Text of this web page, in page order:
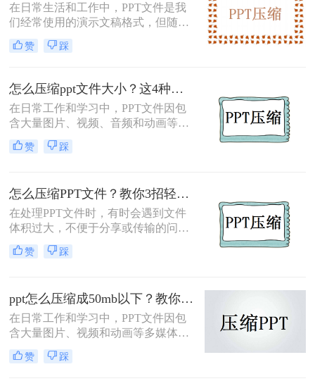
在日常生活和工作中，PPT文件是我
们经常使用的演示文稿格式，但随着
内容的丰富和多媒体元素的增加，
PPT文件的大小往往会变得相当庞
会影响文件的传输速度和分享便利
性。因此，掌握PPT文件的压缩方法
显得尤为重要。那么PPT文件怎么压
缩大小呢？本文将详细介绍几种常见
的PPT文件压缩方法，帮助您轻松减
小文件体积。
赞 踩
怎么压缩ppt文件大小？这4种压缩方法可以了解下！
在日常工作和学习中，PPT文件因包
含大量图片、视频、音频和动画等多
媒体元素，往往导致文件体积过大，
这不仅占用存储空间，还会影响文件
存储和传输效率，本文将介绍四种实
用的PPT文件压缩方法。
赞 踩
怎么压缩PPT文件？教你3招轻松搞定！
在处理PPT文件时，有时会遇到文件
体积过大，不便于分享或传输的问
题。那么怎么压缩PPT文件呢？本文
将介绍三种压缩PPT文件的方法，帮
赞 踩
ppt怎么压缩成50mb以下？教你3种高效压缩方法！
在日常工作和学习中，PPT文件因包
含大量图片、视频和动画等多媒体元
素，往往会导致文件体积过大，不仅
占用存储空间，还会影响文件传输速
赞 踩